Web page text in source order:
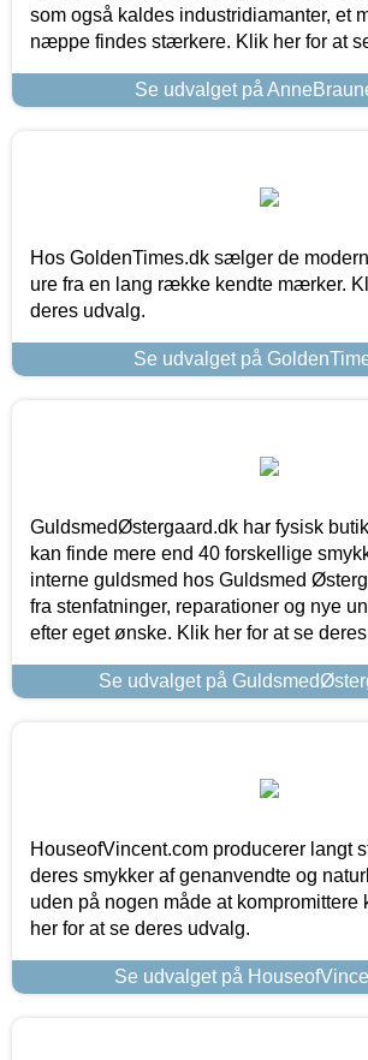
som også kaldes industridiamanter, et
næppe findes stærkere. Klik her for at
Se udvalget på
Hos GoldenTimes.dk sælger de
ure fra en lang række kendte mærker.
deres udvalg.
Se udvalget på
GuldsmedØstergaard.dk har fysisk
kan finde mere end 40 forskellige
interne guldsmed hos Guldsmed
fra stenfatninger, reparationer og nye
efter eget ønske. Klik her for at se
Se udvalget på
HouseofVincent.com producerer langt
deres smykker af genanvendte og
uden på nogen måde at kompromittere
her for at se deres udvalg.
Se udvalget på